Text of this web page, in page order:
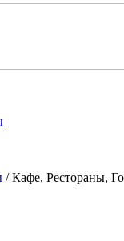
/Кафе, Рестораны,